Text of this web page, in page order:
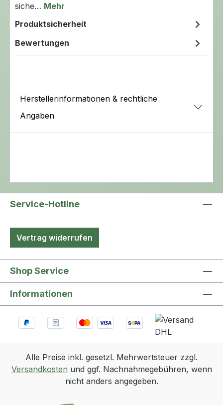
siche… Mehr
Produktsicherheit
Bewertungen
Herstellerinformationen & rechtliche
Angaben
Service-Hotline
Vertrag widerrufen
Shop Service
Informationen
Alle Preise inkl. gesetzl. Mehrwertsteuer zzgl.
Versandkosten und ggf. Nachnahmegebühren, wenn
nicht anders angegeben.